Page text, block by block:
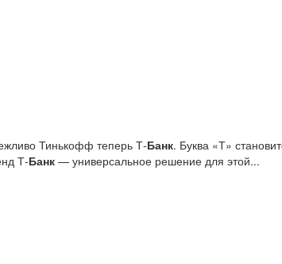
Тинькофф теперь Т-Банк. Буква «Т»
Т‑Банк — универсальное решение для этой...